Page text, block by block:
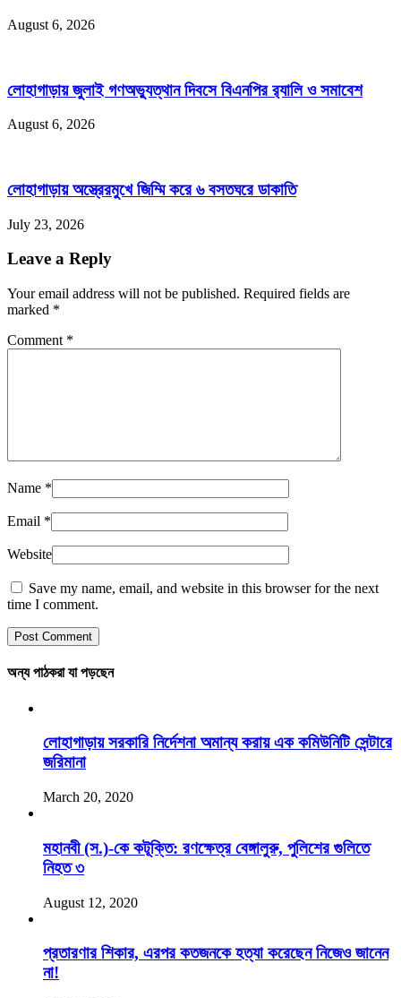
August 6, 2026
লোহাগাড়ায় জুলাই গণঅভ্যুত্থান দিবসে বিএনপির র‌্যালি ও সমাবেশ
August 6, 2026
লোহাগাড়ায় অস্ত্রেরমুখে জিম্মি করে ৬ বসতঘরে ডাকাতি
July 23, 2026
Leave a Reply
Your email address will not be published. Required fields are
marked *
Comment *
Name *
Email *
Website
Save my name, email, and website in this browser for the next
time I comment.
অন্য পাঠকরা যা পড়ছেন
লোহাগাড়ায় সরকারি নির্দেশনা অমান্য করায় এক কমিউনিটি সেন্টারে
জরিমানা
March 20, 2020
মহানবী (স.)-কে কটূক্তি: রণক্ষেত্র বেঙ্গালুরু, পুলিশের গুলিতে
নিহত ৩
August 12, 2020
প্রতারণার শিকার, এরপর কতজনকে হত্যা করেছেন নিজেও জানেন
না!